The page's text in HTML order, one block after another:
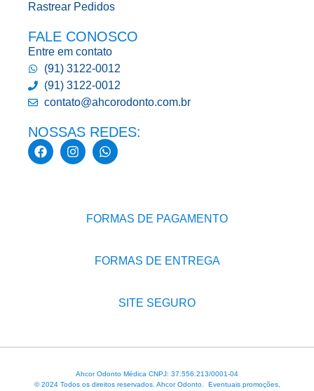
Rastrear Pedidos
FALE CONOSCO
Entre em contato
(91) 3122-0012
(91) 3122-0012
contato@ahcorodonto.com.br
NOSSAS REDES:
FORMAS DE PAGAMENTO
FORMAS DE ENTREGA
SITE SEGURO
Ahcor Odonto Médica CNPJ: 37.556.213/0001-04
© 2024 Todos os direitos reservados. Ahcor Odonto. Eventuais promoções,